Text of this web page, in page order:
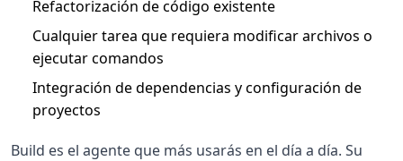
Refactorización de código existente
Cualquier tarea que requiera modificar archivos o
ejecutar comandos
Integración de dependencias y configuración de
proyectos
Build es el agente que más usarás en el día a día. Su